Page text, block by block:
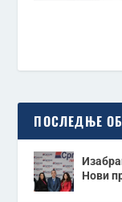
ПОСЛЕДЊЕ
Нови